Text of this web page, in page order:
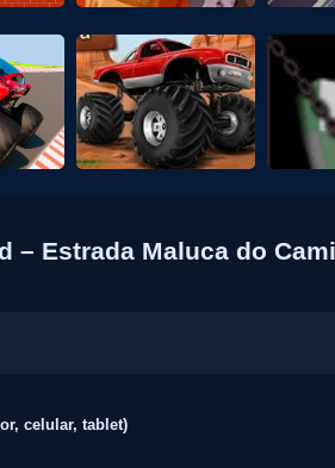
– Estrada Maluca do
celular, tablet)